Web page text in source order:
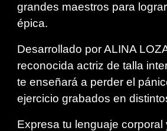
grandes maestros para
épica.
Desarrollado por ALINA
reconocida actriz de talla
te enseñará a perder el
ejercicio grabados en
Expresa tu lenguaje corporal